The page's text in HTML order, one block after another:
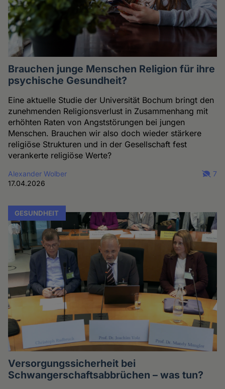
Brauchen junge Menschen Religion für ihre
psychische Gesundheit?
Eine aktuelle Studie der Universität Bochum bringt den
zunehmenden Religionsverlust in Zusammenhang mit
erhöhten Raten von Angststörungen bei jungen
Menschen. Brauchen wir also doch wieder stärkere
religiöse Strukturen und in der Gesellschaft fest
verankerte religiöse Werte?
Alexander Wolber
17.04.2026
7
GESUNDHEIT
Versorgungssicherheit bei
Schwangerschaftsabbrüchen – was tun?